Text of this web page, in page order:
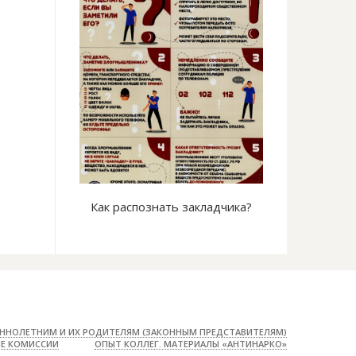
Как распознать закладчика?
И ИХ РОДИТЕЛЯМ (ЗАКОННЫМ ПРЕДСТАВИТЕЛЯМ)
КОМИССИИ ОПЫТ КОЛЛЕГ. МАТЕРИАЛЫ «АНТИНАРКО»